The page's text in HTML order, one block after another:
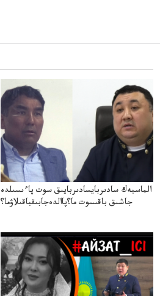
الماسبەك سادىربايسادىربايىق سوت پاءىسىلدە
جاشىق باقىسوت ما؟پاالدەجابىقباقىلاۋما؟